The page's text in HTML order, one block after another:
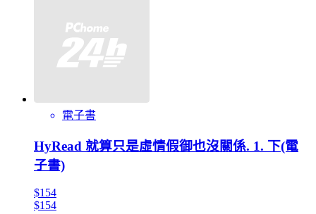
電子書
HyRead 就算只是虛情假御也沒關係. 1. 下(電
子書)
$154
$154